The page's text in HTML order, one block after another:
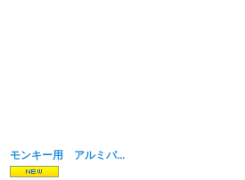
モンキー用 アルミバックステップキット B-TYPE